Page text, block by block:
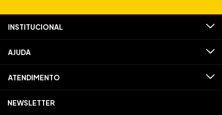
INSTITUCIONAL
AJUDA
ATENDIMENTO
NEWSLETTER